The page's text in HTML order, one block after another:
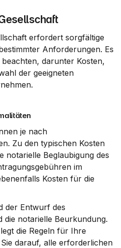
erfordert sorgfältige
Anforderungen. Es
darunter Kosten,
der geeigneten
je nach
Zu den typischen Kosten
notarielle Beglaubigung des
im
Kosten für die
der Entwurf des
die notarielle Beurkundung.
die Regeln für Ihre
darauf, alle erforderlichen